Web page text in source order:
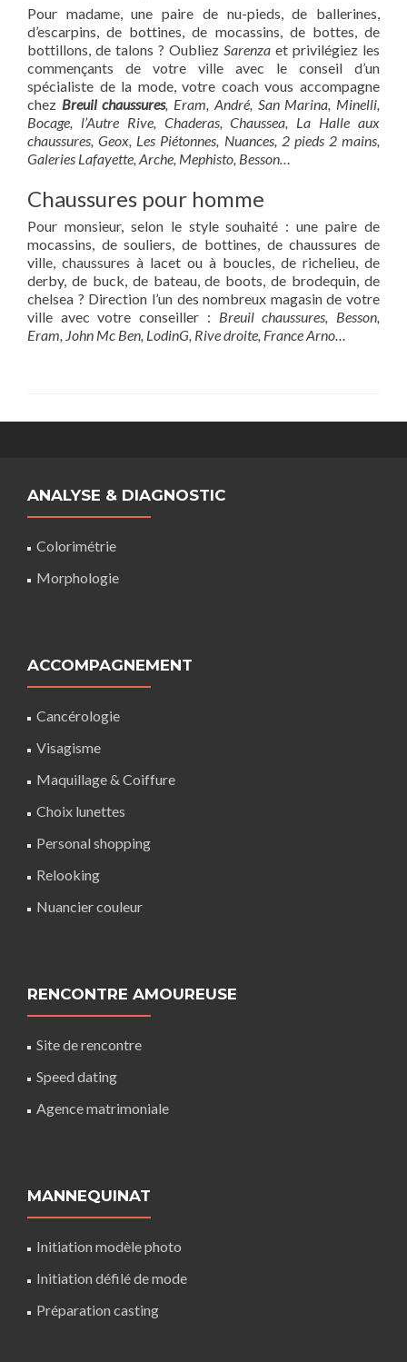
Pour madame, une paire de nu-pieds, de ballerines,
d’escarpins, de bottines, de mocassins, de bottes, de
bottillons, de talons ? Oubliez Sarenza et privilégiez les
commençants de votre ville avec le conseil d’un
spécialiste de la mode, votre coach vous accompagne
chez Breuil chaussures, Eram, André, San Marina, Minelli,
Bocage, l’Autre Rive, Chaderas, Chaussea, La Halle aux
chaussures, Geox, Les Piétonnes, Nuances, 2 pieds 2 mains,
Galeries Lafayette, Arche, Mephisto, Besson…
Chaussures pour homme
Pour monsieur, selon le style souhaité : une paire de
mocassins, de souliers, de bottines, de chaussures de
ville, chaussures à lacet ou à boucles, de richelieu, de
derby, de buck, de bateau, de boots, de brodequin, de
chelsea ? Direction l’un des nombreux magasin de votre
ville avec votre conseiller : Breuil chaussures, Besson,
Eram, John Mc Ben, LodinG, Rive droite, France Arno…
ANALYSE & DIAGNOSTIC
Colorimétrie
Morphologie
ACCOMPAGNEMENT
Cancérologie
Visagisme
Maquillage& Coiffure
Choix lunettes
Personal shopping
Relooking
Nuancier couleur
RENCONTRE AMOUREUSE
Site de rencontre
Speed dating
Agence matrimoniale
MANNEQUINAT
Initiation modèle photo
Initiation défilé de mode
Préparation casting